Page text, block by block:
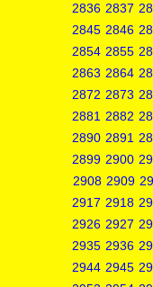
2836 2837
2845 2846
2854 2855
2863 2864
2872 2873
2881 2882
2890 2891
2899 2900
2908 2909
2917 2918
2926 2927
2935 2936
2944 2945